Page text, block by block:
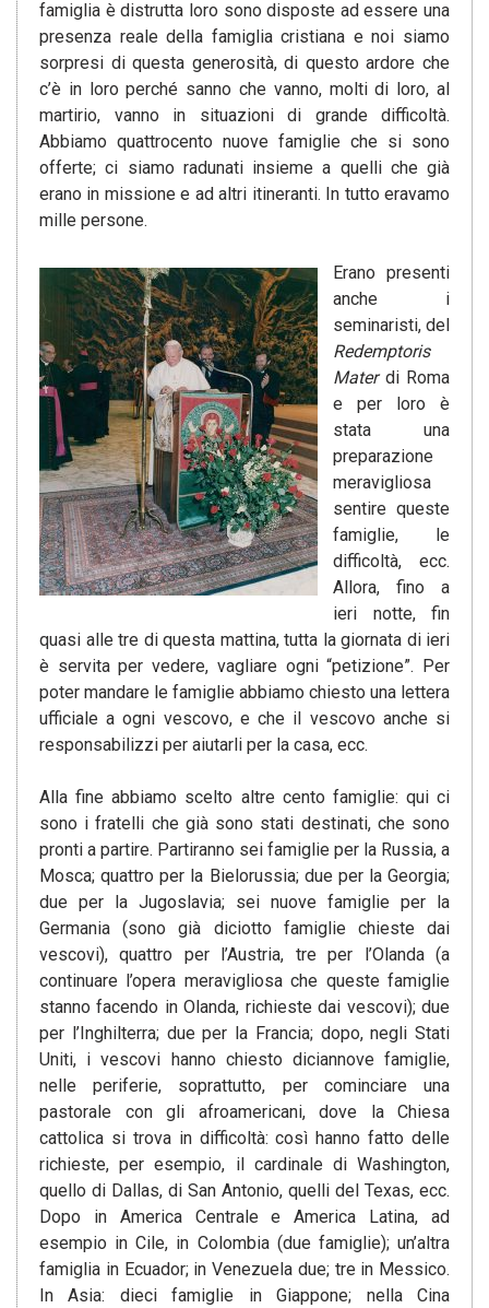
famiglia è distrutta loro sono disposte ad essere una
presenza reale della famiglia cristiana e noi siamo
sorpresi di questa generosità, di questo ardore che
c’è in loro perché sanno che vanno, molti di loro, al
martirio, vanno in situazioni di grande difficoltà.
Abbiamo quattrocento nuove famiglie che si sono
offerte; ci siamo radunati insieme a quelli che già
erano in missione e ad altri itineranti. In tutto eravamo
mille persone.
Erano presenti
anche i
seminaristi, del
Redemptoris
Mater di Roma
e per loro è
stata una
preparazione
meravigliosa
sentire queste
famiglie, le
difficoltà, ecc.
Allora, fino a
ieri notte, fin
quasi alle tre di questa mattina, tutta la giornata di ieri
è servita per vedere, vagliare ogni “petizione”. Per
poter mandare le famiglie abbiamo chiesto una lettera
ufficiale a ogni vescovo, e che il vescovo anche si
responsabilizzi per aiutarli per la casa, ecc.
Alla fine abbiamo scelto altre cento famiglie: qui ci
sono i fratelli che già sono stati destinati, che sono
pronti a partire. Partiranno sei famiglie per la Russia, a
Mosca; quattro per la Bielorussia; due per la Georgia;
due per la Jugoslavia; sei nuove famiglie per la
Germania (sono già diciotto famiglie chieste dai
vescovi), quattro per l’Austria, tre per l’Olanda (a
continuare l’opera meravigliosa che queste famiglie
stanno facendo in Olanda, richieste dai vescovi); due
per l’Inghilterra; due per la Francia; dopo, negli Stati
Uniti, i vescovi hanno chiesto diciannove famiglie,
nelle periferie, soprattutto, per cominciare una
pastorale con gli afroamericani, dove la Chiesa
cattolica si trova in difficoltà: così hanno fatto delle
richieste, per esempio, il cardinale di Washington,
quello di Dallas, di San Antonio, quelli del Texas, ecc.
Dopo in America Centrale e America Latina, ad
esempio in Cile, in Colombia (due famiglie); un’altra
famiglia in Ecuador; in Venezuela due; tre in Messico.
In Asia: dieci famiglie in Giappone; nella Cina